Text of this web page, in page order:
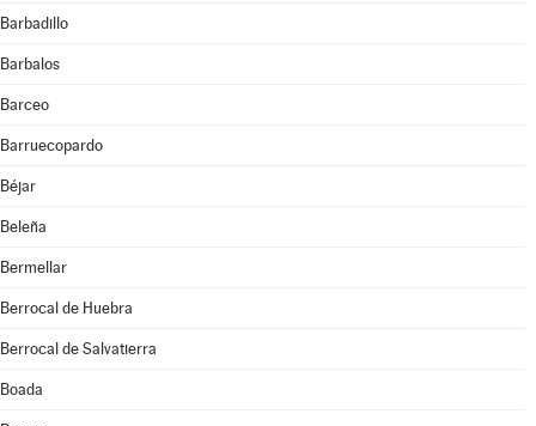
Barbadillo
Barbalos
Barceo
Barruecopardo
Béjar
Beleña
Bermellar
Berrocal de Huebra
Berrocal de Salvatierra
Boada